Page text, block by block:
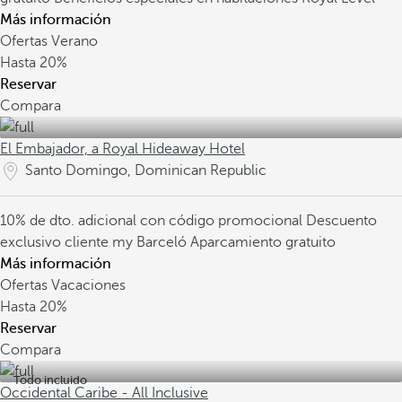
Más información
Ofertas Verano
Hasta 20%
Reservar
Compara
El Embajador, a Royal Hideaway Hotel
Santo Domingo, Dominican Republic
10% de dto. adicional con código promocional Descuento
exclusivo cliente my Barceló Aparcamiento gratuito
Más información
Ofertas Vacaciones
Hasta 20%
Reservar
Compara
Todo incluido
Occidental Caribe - All Inclusive